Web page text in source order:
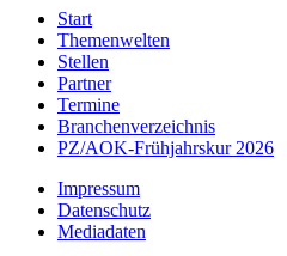
Start
Themenwelten
Stellen
Partner
Termine
Branchenverzeichnis
PZ/AOK-Frühjahrskur 2026
Impressum
Datenschutz
Mediadaten